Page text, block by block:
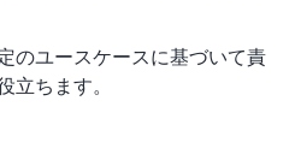
IAM ツールでの適切な権
負います。
ますが、お客様の従業員
様が実施する必要があり
のユースケースに基づいて責
立ちます。